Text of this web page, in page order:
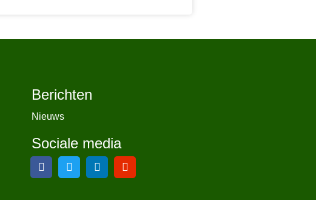
Berichten
Nieuws
Sociale media